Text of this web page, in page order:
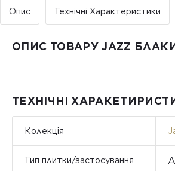
Опис Технічні Характеристики
ОПИС ТОВАРУ JAZZ
ТЕХНІЧНІ
Колекція
Тип плитки/застосування